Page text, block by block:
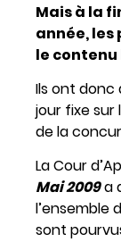
Mais à la
année,
le
Ils ont donc
jour fixe
de la
La Cour
Mai 2009a
l’ensemble
sont